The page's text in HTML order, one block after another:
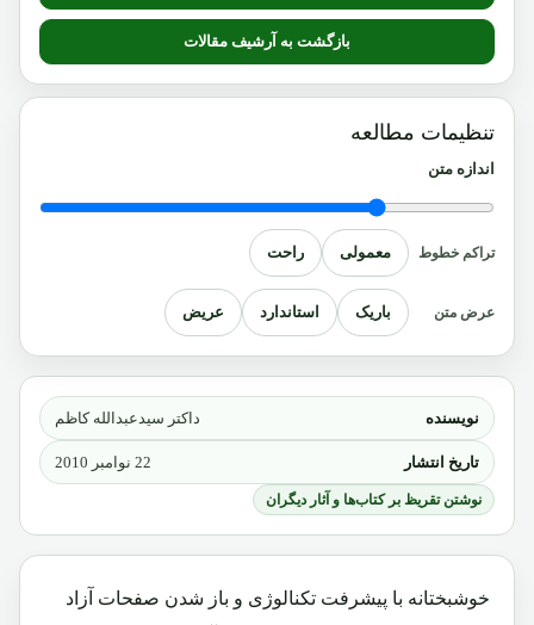
نویسنده داکتر سیدعبدالله کاظم
تاریخ انتشار 22 نوامبر 2010
نوشتن تقریظ بر کتاب‌ها و آثار دیگران
خوشبختانه با پیشرفت تکنالوژی و باز شدن صفحات آزاد
بازگشت به آرشیف مقالات
تنظیمات مطالعه
اندازه متن
تراکم خطوط معمولی راحت
عرض متن باریک استاندارد عریض